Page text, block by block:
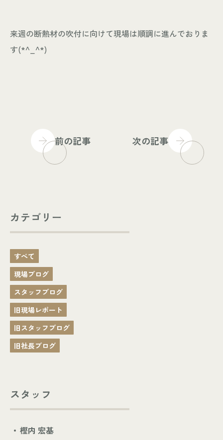
個人情報保護方針
© KASHIUCHI CONSTRUCTION CO.,LTD
カテゴリー
すべて
現場ブログ
スタッフブログ
旧現場レポート
旧スタッフブログ
旧社長ブログ
スタッフ
樫内 宏基
来週の断熱材の吹付に向けて現場は順調に進んでおりま
す(*^_^*)
前の記事 次の記事